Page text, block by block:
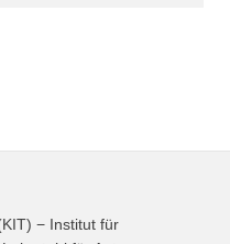
− Institut für